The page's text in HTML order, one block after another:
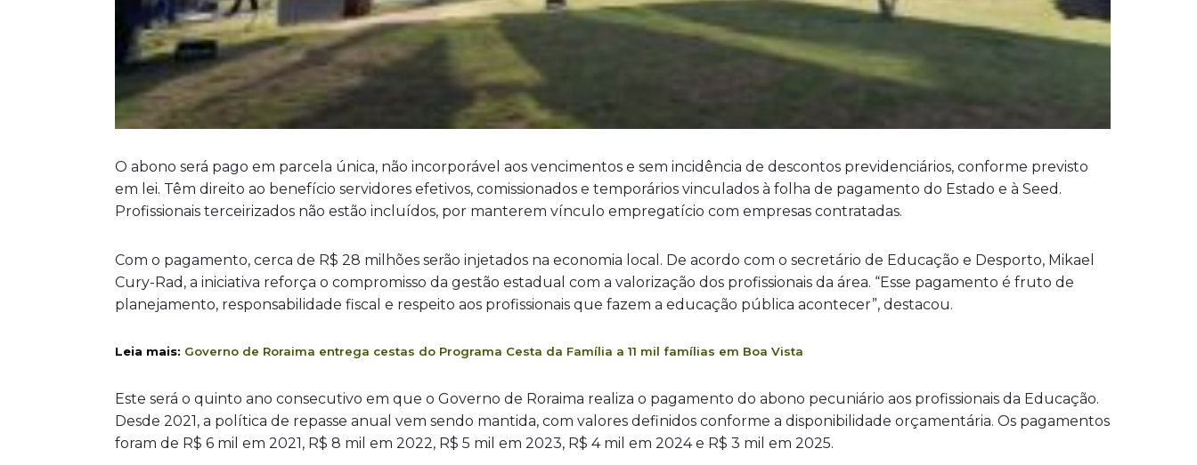
O abono será pago em parcela única, não incorporável aos vencimentos e sem incidência de descontos previdenciários, conforme previsto
em lei. Têm direito ao benefício servidores efetivos, comissionados e temporários vinculados à folha de pagamento do Estado e à Seed.
Profissionais terceirizados não estão incluídos, por manterem vínculo empregatício com empresas contratadas.
Com o pagamento, cerca de R$ 28 milhões serão injetados na economia local. De acordo com o secretário de Educação e Desporto, Mikael
Cury-Rad, a iniciativa reforça o compromisso da gestão estadual com a valorização dos profissionais da área. “Esse pagamento é fruto de
planejamento, responsabilidade fiscal e respeito aos profissionais que fazem a educação pública acontecer”, destacou.
Leia mais: Governo de Roraima entrega cestas do Programa Cesta da Família a 11 mil famílias em Boa Vista
Este será o quinto ano consecutivo em que o Governo de Roraima realiza o pagamento do abono pecuniário aos profissionais da Educação.
Desde 2021, a política de repasse anual vem sendo mantida, com valores definidos conforme a disponibilidade orçamentária. Os pagamentos
foram de R$ 6 mil em 2021, R$ 8 mil em 2022, R$ 5 mil em 2023, R$ 4 mil em 2024 e R$ 3 mil em 2025.